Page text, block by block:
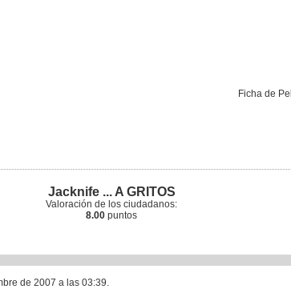
Ficha de
Jacknife ... A GRITOS
Valoración de los ciudadanos:
8.00 puntos
de 2007 a las 03:39.